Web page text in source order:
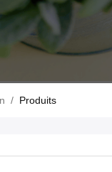
/ Produits